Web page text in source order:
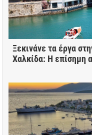
Ξεκινάνε τα έργα
Χαλκίδα: Η επίσημη